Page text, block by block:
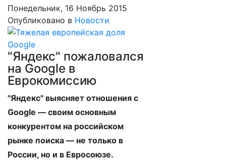
Понедельник, 16 Ноябрь 2015
Опубликовано в Новости
"Яндекс" пожаловался
на Google в
Еврокомиссию
"Яндекс" выясняет отношения с
Google — своим основным
конкурентом на российском
рынке поиска — не только в
России, но и в Евросоюзе.